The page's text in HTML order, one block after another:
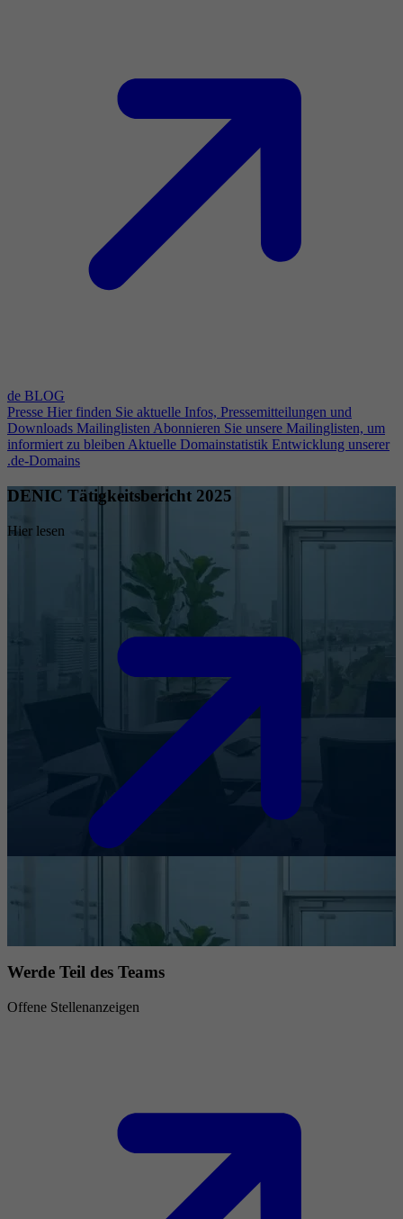
de BLOG
Presse Hier finden Sie aktuelle Infos, Pressemitteilungen und
Downloads Mailinglisten Abonnieren Sie unsere Mailinglisten, um
informiert zu bleiben Aktuelle Domainstatistik Entwicklung unserer
.de-Domains
DENIC Tätigkeitsbericht 2025
Hier lesen
Werde Teil des Teams
Offene Stellenanzeigen